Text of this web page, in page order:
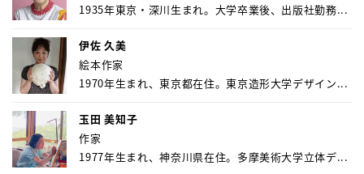
1935年東京・深川生まれ。大学卒業後、出版社勤務...
伊佐 久美
絵本作家
1970年生まれ、東京都在住。東京造形大学デザイン...
玉田 美知子
作家
1977年生まれ、神奈川県在住。多摩美術大学立体デ...